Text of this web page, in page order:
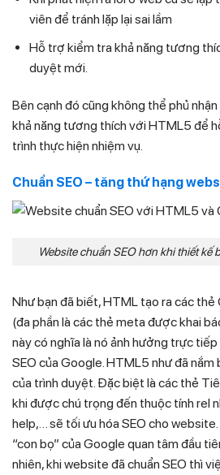
viên để tránh lặp lại sai lầm
Hỗ trợ kiểm tra khả năng tương
duyệt mới.
Bên cạnh đó cũng không thể phủ
khả năng tương thích với HTML5 để
trình thực hiện nhiệm vụ.
Chuẩn SEO – tăng thứ hạng
Website chuẩn SEO hơn khi thiết kế
Như bạn đã biết, HTML tạo ra các
(đa phần là các thẻ meta được khai
này có nghĩa là nó ảnh hưởng trực
SEO của Google. HTML5 như đã
của trình duyệt. Đặc biệt là các thẻ
khi được chú trọng đến thuộc tính rel
help,… sẽ tối ưu hóa SEO cho
“con bọ” của Google quan tâm đầu
nhiên, khi website đã chuẩn SEO thì